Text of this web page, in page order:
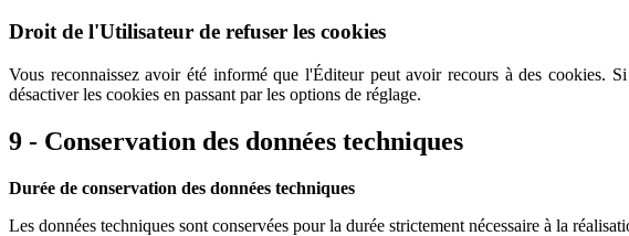
Droit de l'Utilisateur de refuser les cookies
Vous reconnaissez avoir été informé que l'Éditeur peut avoir recours à des cookies.
désactiver les cookies en passant par les options de réglage.
9 - Conservation des données techniques
Durée de conservation des données techniques
Les données techniques sont conservées pour la durée strictement nécessaire à la